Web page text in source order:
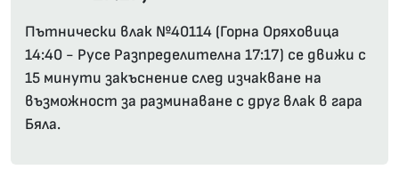
Пътнически влак №40114 (Горна Оряховица
14:40 - Русе Разпределителна 17:17) се движи с
15 минути закъснение след изчакване на
възможност за разминаване с друг влак в гара
Бяла.